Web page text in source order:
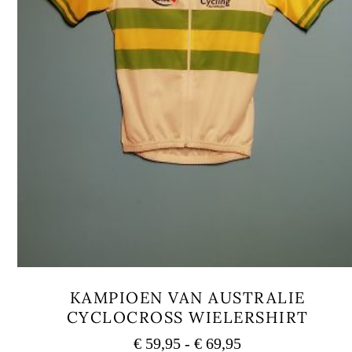
KAMPIOEN VAN AUSTRALIE
CYCLOCROSS WIELERSHIRT
€ 59,95 - € 69,95Rango